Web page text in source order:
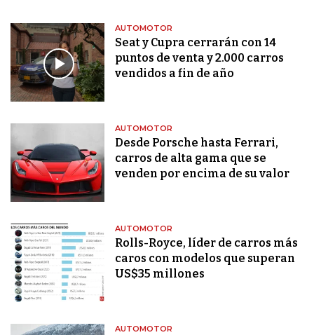
AUTOMOTOR
Seat y Cupra cerrarán con 14
puntos de venta y 2.000 carros
vendidos a fin de año
AUTOMOTOR
Desde Porsche hasta Ferrari,
carros de alta gama que se
venden por encima de su valor
AUTOMOTOR
Rolls-Royce, líder de carros más
caros con modelos que superan
US$35 millones
AUTOMOTOR